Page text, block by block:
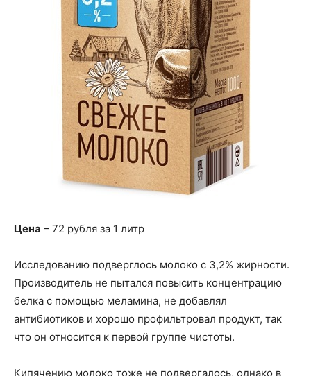
Цена – 72 рубля за 1 литр
Исследованию подверглось молоко с 3,2% жирности.
Производитель не пытался повысить концентрацию
белка с помощью меламина, не добавлял
антибиотиков и хорошо профильтровал продукт, так
что он относится к первой группе чистоты.
Кипячению молоко тоже не подвергалось, однако в